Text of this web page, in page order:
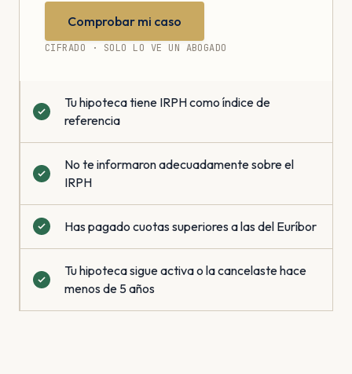
Comprobar mi caso
CIFRADO · SOLO LO VE UN ABOGADO
Tu hipoteca tiene IRPH como índice de
referencia
No te informaron adecuadamente sobre el
IRPH
Has pagado cuotas superiores a las del Euríbor
Tu hipoteca sigue activa o la cancelaste hace
menos de 5 años